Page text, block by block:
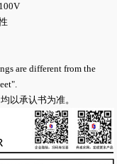
are different from the
以承认书为准。